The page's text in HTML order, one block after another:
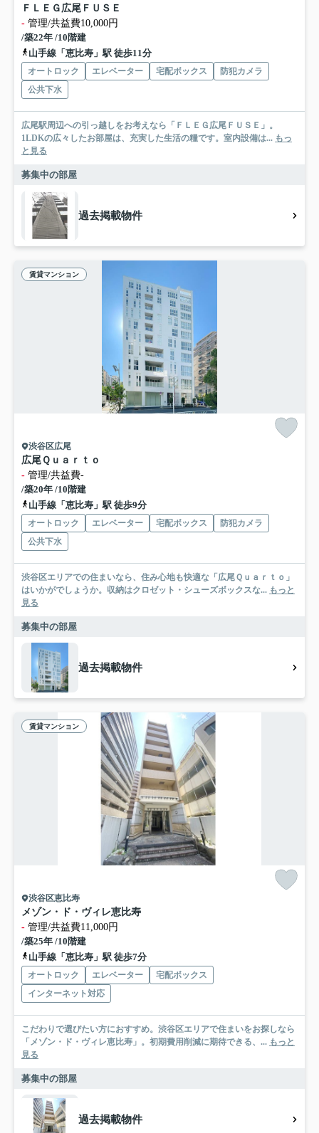
ＦＬＥＧ広尾ＦＵＳＥ
- 管理/共益費10,000円
/築22年 /10階建
山手線「恵比寿」駅 徒歩11分
オートロック エレベーター 宅配ボックス
防犯カメラ
公共下水
広尾駅周辺への引っ越しをお考えなら「ＦＬＥＧ広尾ＦＵＳＥ」。
1LDKの広々したお部屋は、充実した生活の糧です。室内設備は... もっ
と見る
募集中の部屋
過去掲載物件
賃貸マンション
渋谷区広尾
広尾Ｑｕａｒｔｏ
- 管理/共益費-
/築20年 /10階建
山手線「恵比寿」駅 徒歩9分
オートロック エレベーター 宅配ボックス
防犯カメラ
公共下水
渋谷区エリアでの住まいなら、住み心地も快適な「広尾Ｑｕａｒｔｏ」
はいかがでしょうか。収納はクロゼット・シューズボックスな... もっと
見る
募集中の部屋
過去掲載物件
賃貸マンション
渋谷区恵比寿
メゾン・ド・ヴィレ恵比寿
- 管理/共益費11,000円
/築25年 /10階建
山手線「恵比寿」駅 徒歩7分
オートロック エレベーター
宅配ボックス
インターネット対応
こだわりで選びたい方におすすめ。渋谷区エリアで住まいをお探しなら
「メゾン・ド・ヴィレ恵比寿」。初期費用削減に期待できる、... もっと
見る
募集中の部屋
過去掲載物件